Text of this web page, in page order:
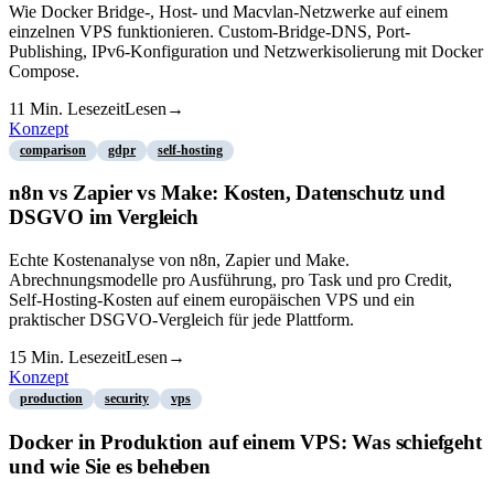
Wie Docker Bridge-, Host- und Macvlan-Netzwerke auf einem
einzelnen VPS funktionieren. Custom-Bridge-DNS, Port-
Publishing, IPv6-Konfiguration und Netzwerkisolierung mit Docker
Compose.
11 Min. LesezeitLesen →
Konzept
comparison gdpr self-hosting
n8n vs Zapier vs Make: Kosten, Datenschutz und
DSGVO im Vergleich
Echte Kostenanalyse von n8n, Zapier und Make.
Abrechnungsmodelle pro Ausführung, pro Task und pro Credit,
Self-Hosting-Kosten auf einem europäischen VPS und ein
praktischer DSGVO-Vergleich für jede Plattform.
15 Min. LesezeitLesen →
Konzept
production security vps
Docker in Produktion auf einem VPS: Was schiefgeht
und wie Sie es beheben